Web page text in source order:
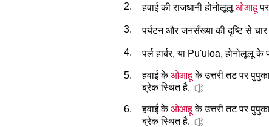
2. हवाई की राजधानी होनोलूलू ओआहू
3. पर्यटन और जनसँख्या की दृष्टि से चार
4. पर्ल हार्बर, या Pu'uloa, होनोलूलू के
5. हवाई केओआहूके उत्तरी तट पर
ब्रेक स्थित है.
6. हवाई केओआहूके उत्तरी तट पर
ब्रेक स्थित है.